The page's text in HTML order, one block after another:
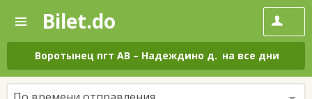
—
Поиск
и
покупка
билетов
на
Bilet.do
Воротынец пгт АВ – Надеждино д. на все дни